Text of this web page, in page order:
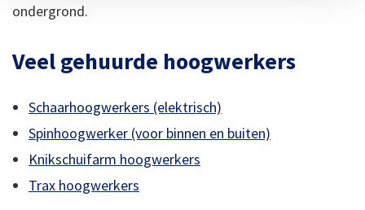
ondergrond.
Veel gehuurde hoogwerkers
Schaarhoogwerkers (elektrisch)
Spinhoogwerker (voor binnen en buiten)
Knikschuifarm hoogwerkers
Trax hoogwerkers